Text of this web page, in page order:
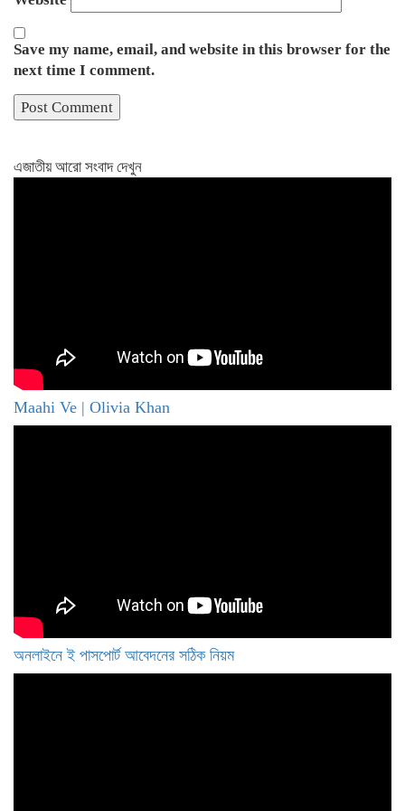
Save my name, email, and website in this browser for the
next time I comment.
এজাতীয় আরো সংবাদ দেখুন
Maahi Ve | Olivia Khan
অনলাইনে ই পাসপোর্ট আবেদনের সঠিক নিয়ম